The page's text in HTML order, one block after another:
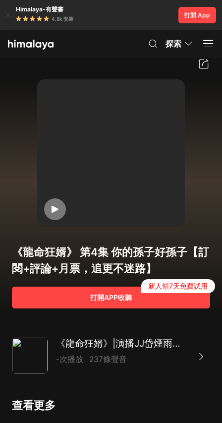
Himalaya-有聲書
4.8k 安裝
打開 App
探索
《龍命狂婿》 第4集 你的孫子好孫子【訂
閱+評論+月票，追更不迷路】
打開APP收聽
新人領7天免費試用
《龍命狂婿》|演播JJ岱煙雨【多播】現代言情|都市愛|玄幻|精品有聲劇
-次播放 237條聲音
查看更多